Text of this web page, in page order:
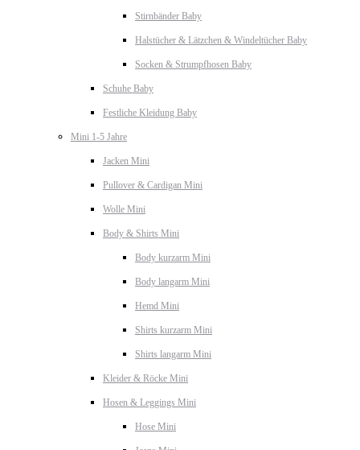
Stirnbänder Baby
Halstücher & Lätzchen & Windeltücher Baby
Socken & Strumpfhosen Baby
Schuhe Baby
Festliche Kleidung Baby
Mini 1-5 Jahre
Jacken Mini
Pullover & Cardigan Mini
Wolle Mini
Body & Shirts Mini
Body kurzarm Mini
Body langarm Mini
Hemd Mini
Shirts kurzarm Mini
Shirts langarm Mini
Kleider & Röcke Mini
Hosen & Leggings Mini
Hose Mini